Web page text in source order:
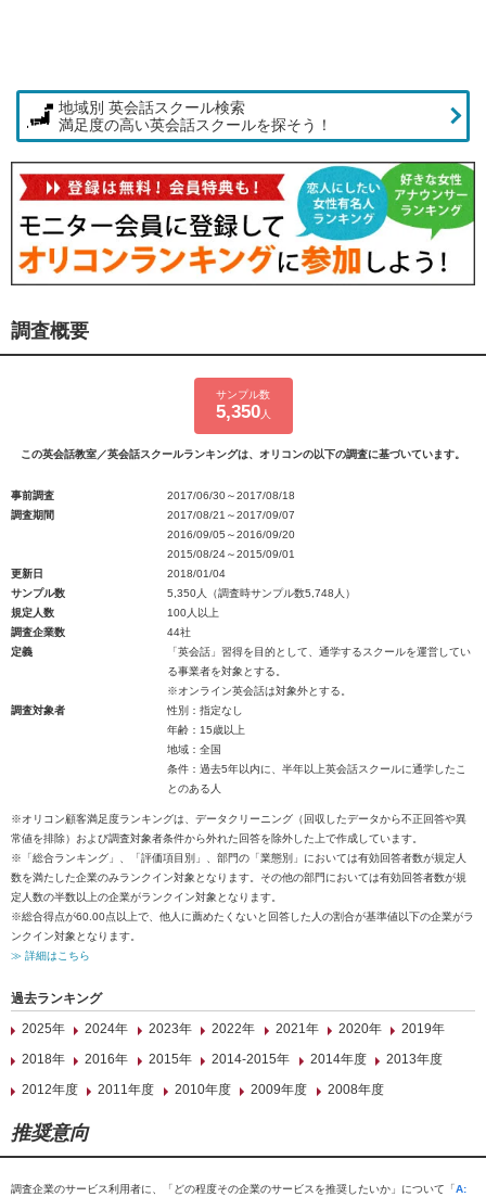
地域別 英会話スクール検索
満足度の高い英会話スクールを探そう！
調査概要
サンプル数
5,350人
この英会話教室／英会話スクールランキングは、オリコンの以下の調査に基づいています。
事前調査
2017/06/30～2017/08/18
調査期間
2017/08/21～2017/09/07
2016/09/05～2016/09/20
2015/08/24～2015/09/01
更新日
2018/01/04
サンプル数
5,350人（調査時サンプル数5,748人）
規定人数
100人以上
調査企業数
44社
定義
「英会話」習得を目的として、通学するスクールを運営してい
る事業者を対象とする。
※オンライン英会話は対象外とする。
調査対象者
性別：指定なし
年齢：15歳以上
地域：全国
条件：過去5年以内に、半年以上英会話スクールに通学したこ
とのある人
※オリコン顧客満足度ランキングは、データクリーニング（回収したデータから不正回答や異
常値を排除）および調査対象者条件から外れた回答を除外した上で作成しています。
※「総合ランキング」、「評価項目別」、部門の「業態別」においては有効回答者数が規定人
数を満たした企業のみランクイン対象となります。その他の部門においては有効回答者数が規
定人数の半数以上の企業がランクイン対象となります。
※総合得点が60.00点以上で、他人に薦めたくないと回答した人の割合が基準値以下の企業がラ
ンクイン対象となります。
≫ 詳細はこちら
過去ランキング
2025年
2024年 2023年 2022年 2021年 2020年
2019年
2018年
2016年 2015年 2014-2015年 2014年度
2013年度
2012年度
2011年度 2010年度 2009年度 2008年度
推奨意向
調査企業のサービス利用者に、「どの程度その企業のサービスを推奨したいか」について「A: